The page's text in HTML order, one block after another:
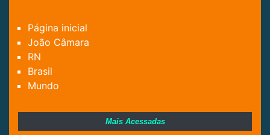
Página inicial
João Câmara
RN
Brasil
Mundo
Mais Acessadas